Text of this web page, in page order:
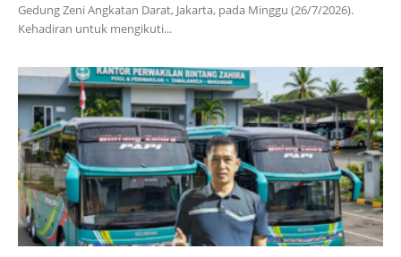
Gedung Zeni Angkatan Darat, Jakarta, pada Minggu (26/7/2026).
Kehadiran untuk mengikuti...